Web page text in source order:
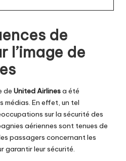
de
l’image de
de United Airlinesa été
médias. En effet, un tel
sur la sécurité des
aériennes sont tenues de
passagers concernant les
garantir leur sécurité.